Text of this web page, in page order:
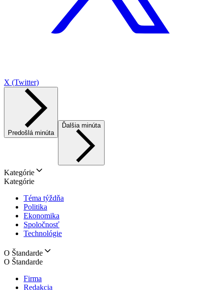
X (Twitter)
Predošlá minúta
Ďalšia minúta
Kategórie
Kategórie
Téma týždňa
Politika
Ekonomika
Spoločnosť
Technológie
O Štandarde
O Štandarde
Firma
Redakcia